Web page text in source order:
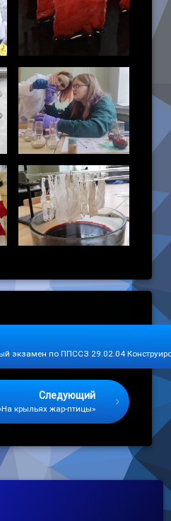
экзамен по ППССЗ 29.02.04
Следующий
крыльях жар-птицы»